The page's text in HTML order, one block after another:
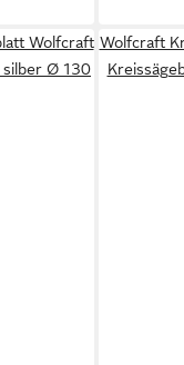
Wolfcraft
silber Ø 130
Wolfcraft